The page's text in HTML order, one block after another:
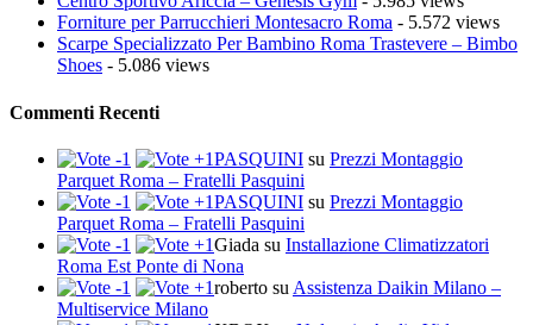
Forniture per Parrucchieri Montesacro Roma - 5.572 views
Scarpe Specializzato Per Bambino Roma Trastevere – Bimbo
Shoes - 5.086 views
Commenti Recenti
PASQUINI su Prezzi Montaggio
Parquet Roma – Fratelli Pasquini
PASQUINI su Prezzi Montaggio
Parquet Roma – Fratelli Pasquini
Giada su Installazione Climatizzatori
Roma Est Ponte di Nona
roberto su Assistenza Daikin Milano –
Multiservice Milano